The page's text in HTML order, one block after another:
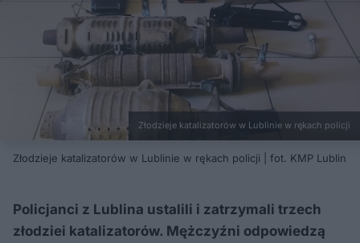
Złodzieje katalizatorów w Lublinie w rękach policji
Złodzieje katalizatorów w Lublinie w rękach policji | fot. KMP Lublin
Policjanci z Lublina ustalili i zatrzymali trzech
złodziei katalizatorów. Mężczyźni odpowiedzą